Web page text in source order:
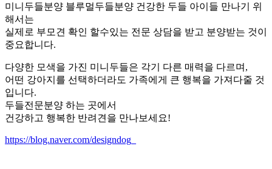
미니두들분양 블루멀두들분양 건강한 두들 아이들 만나기 위
해서는
실제로 부모견 확인 할수있는 전문 상담을 받고 분양받는 것이
중요합니다.
다양한 모색을 가진 미니두들은 각기 다른 매력을 다르며,
어떤 강아지를 선택하더라도 가족에게 큰 행복을 가져다줄 것
입니다.
두들전문분양 하는 곳에서
건강하고 행복한 반려견을 만나보세요!
https://blog.naver.com/designdog_